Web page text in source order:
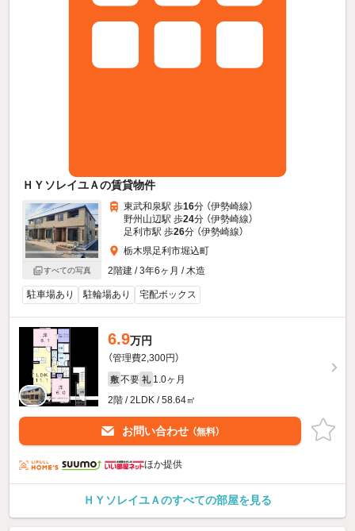
ＨＹソレイユＡの賃貸物件
すべての写真
東武和泉駅 歩16分 （伊勢崎線）
野州山辺駅 歩24分 （伊勢崎線）
足利市駅 歩26分 （伊勢崎線）
栃木県足利市堀込町
2階建 / 3年6ヶ月 / 木造
駐車場あり 駐輪場あり 宅配ボックス
6.9万円
（管理費2,300円）
敷 不要 礼 1.0ヶ月
2階 / 2LDK / 58.64㎡
お問い合わせ （無料）
ほか提供
ＨＹソレイユＡのすべての部屋を見る